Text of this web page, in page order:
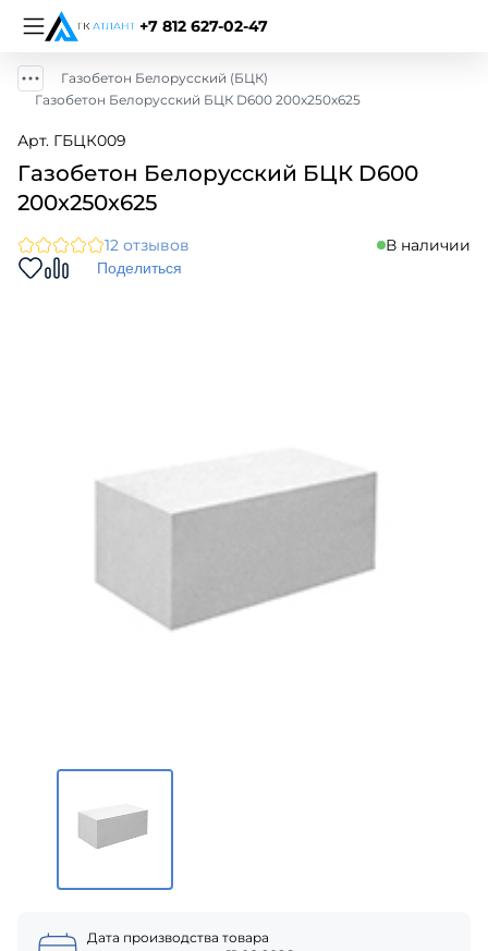
+7 812 627-02-47
Газобетон Белорусский (БЦК)
Газобетон Белорусский БЦК D600 200х250х625
Арт. ГБЦК009
Газобетон Белорусский БЦК D600
200х250х625
12 отзывов В наличии
Поделиться
Дата производства товара